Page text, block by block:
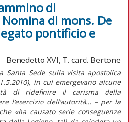
di
di mons. De
pontificio e
Benedetto XVI, T. card. Bertone
Santa Sede sulla visita apostolica
in cui emergevano alcune
di ridefinire il carisma della
l’esercizio dell’autorità… – per la
«ha causato serie conseguenze